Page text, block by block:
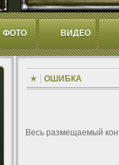
ФОТО ВИДЕО
ОШИБКА
Весь размещаемый